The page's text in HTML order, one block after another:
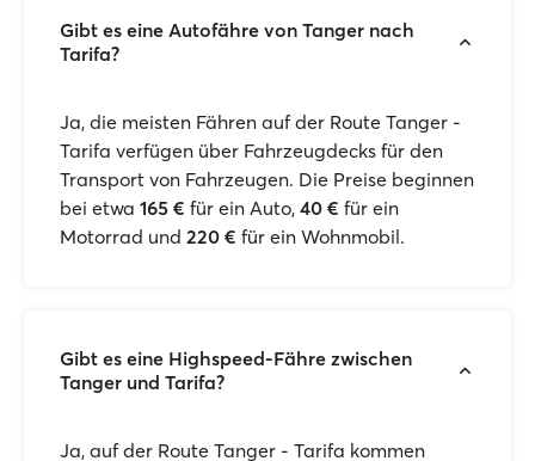
Gibt es eine Autofähre von Tanger nach
Tarifa?
Ja, die meisten Fähren auf der Route Tanger -
Tarifa verfügen über Fahrzeugdecks für den
Transport von Fahrzeugen. Die Preise beginnen
bei etwa 165 € für ein Auto, 40 € für ein
Motorrad und 220 € für ein Wohnmobil.
Gibt es eine Highspeed-Fähre zwischen
Tanger und Tarifa?
Ja, auf der Route Tanger - Tarifa kommen